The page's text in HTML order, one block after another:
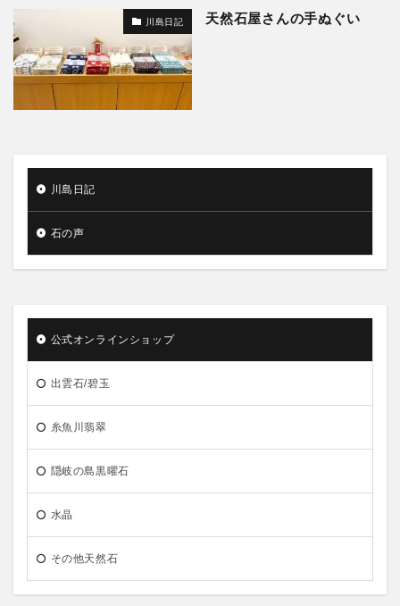
川島日記 天然石屋さんの手ぬぐい
川島日記
石の声
公式オンラインショップ
出雲石/碧玉
糸魚川翡翠
隠岐の島黒曜石
水晶
その他天然石